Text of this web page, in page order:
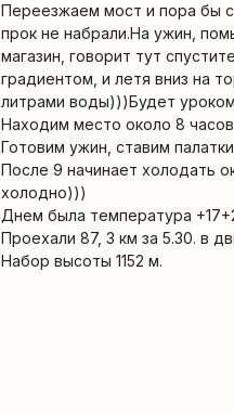
Переезжаем мост и пора бы
прок не набрали.На ужин,
магазин, говорит тут
градиентом, и летя вниз на
литрами воды)))Будет
Находим место около 8
Готовим ужин, ставим
После 9 начинает холодать
холодно)))
Днем была температура
Проехали 87, 3 км за 5.30. в
Набор высоты 1152 м.